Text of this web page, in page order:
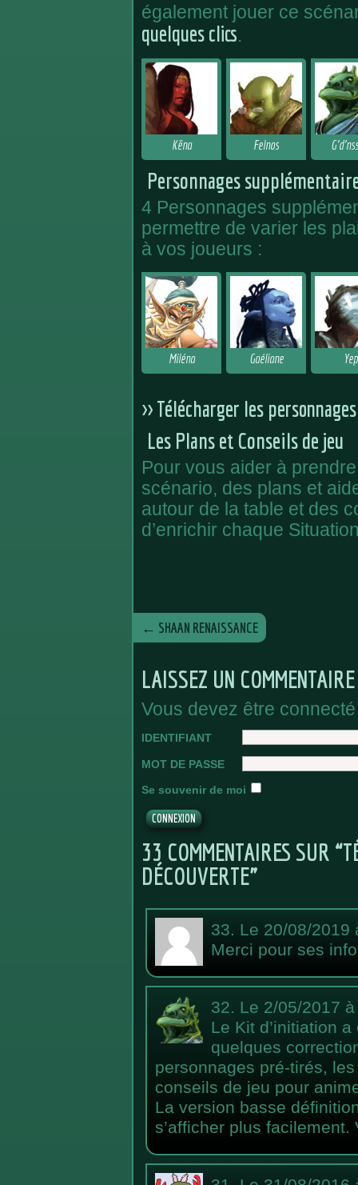
également jouer ce
quelques clics.
Këna Felnos
Personnages
4 Personnages
permettre de varier les
à vos joueurs :
Miléna Gaéliane Yep
>> Télécharger les
Les Plans et Conseils de jeu
Pour vous aider à
scénario, des plans et
autour de la table et des
d’enrichir chaque
← SHAAN RENAISSANCE
LAISSEZ UN COMMENTAIRE
Vous devez être
IDENTIFIANT
MOT DE PASSE
Se souvenir de moi
33 COMMENTAIRES SUR
DÉCOUVERTE”
33. Le 20/08/
Merci pour ses
32. Le 2/05/2017
Le Kit d’initiation
quelques
personnages pré-tirés,
conseils de jeu pour
La version basse
s’afficher plus